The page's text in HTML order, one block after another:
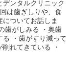
デンタルクリニック
は歯ぎしりや、食
ついてお話しま
歯がしみる ・奥歯
る ・歯がすり減って
れてきている ・